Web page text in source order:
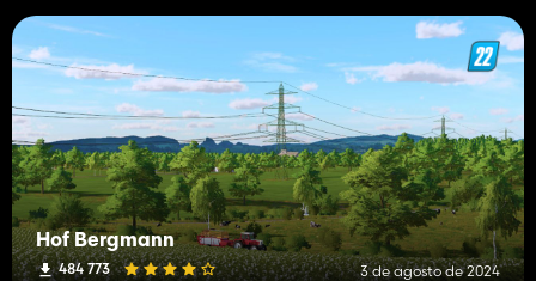
Hof Bergmann
484 773 3 de agosto de 2024